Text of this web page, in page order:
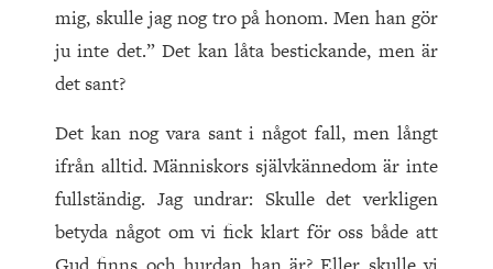
mig, skulle jag nog tro på honom. Men han gör
ju inte det.” Det kan låta bestickande, men är
det sant?
Det kan nog vara sant i något fall, men långt
ifrån alltid. Människors självkännedom är inte
fullständig. Jag undrar: Skulle det verkligen
betyda något om vi fick klart för oss både att